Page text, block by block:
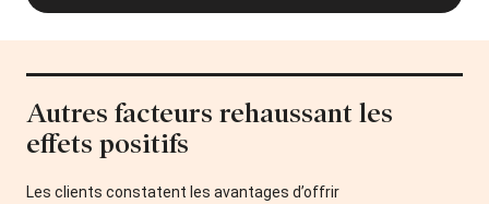
Autres facteurs rehaussant les
effets positifs
Les clients constatent les avantages d’offrir